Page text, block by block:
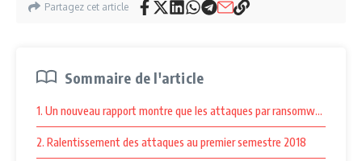
Partagez cet article
Sommaire de l'article
1. Un nouveau rapport montre que les attaques par ransomware ont
2. Ralentissement des attaques au premier semestre 2018